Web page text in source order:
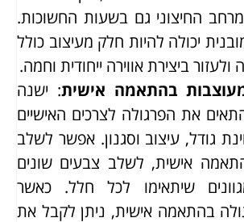
החיצוני גם בשעות החשוכות.
יכולה להיות חלק מעיצוב כולל
ביצירת אווירה ייחודית וחמה.
בהתאמה אישית: ישנה
את הפרגולה לצרכים האישיים
גודל, עיצוב וסגנון. אפשר לשלב
אישית, לשלב צבעים שונים
שיתאימו לכל חלל. כאשר
בהתאמה אישית, ניתן לקבל את